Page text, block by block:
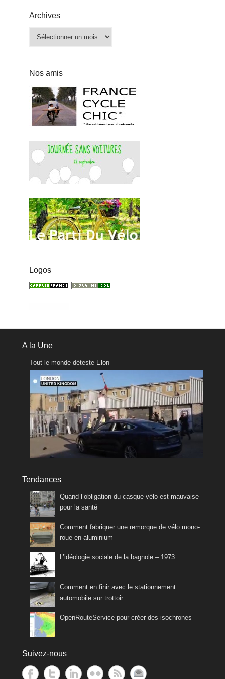
Archives
Nos amis
Logos
A la Une
Tout le monde déteste Elon
Tendances
Quand l’obligation du casque vélo est mauvaise
pour la santé
Comment fabriquer une remorque de vélo mono-
roue en aluminium
L’idéologie sociale de la bagnole – 1973
Comment en finir avec le stationnement
automobile sur trottoir
OpenRouteService pour créer des isochrones
Suivez-nous